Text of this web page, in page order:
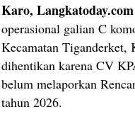
Karo, Langkatoday.com
operasional galian C
Kecamatan Tiganderket,
dihentikan karena CV
belum melaporkan
tahun 2026.